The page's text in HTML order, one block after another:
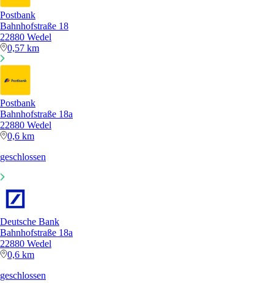
Postbank
Bahnhofstraße 18
22880 Wedel
0,57 km
Postbank
Bahnhofstraße 18a
22880 Wedel
0,6 km
geschlossen
Deutsche Bank
Bahnhofstraße 18a
22880 Wedel
0,6 km
geschlossen